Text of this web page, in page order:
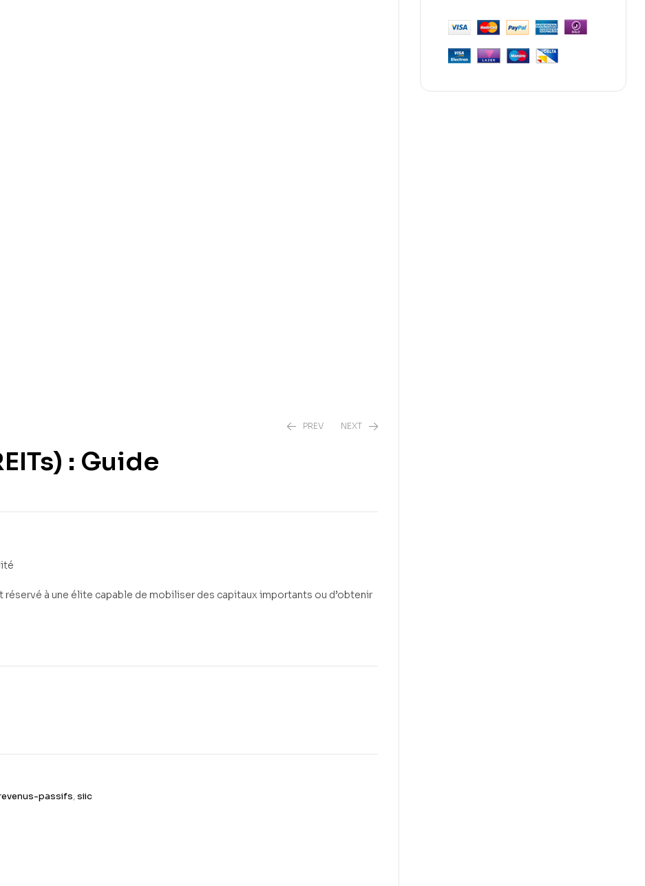
PREV NEXT
: Guide
à une élite capable de mobiliser des capitaux importants ou d’obtenir
passifs,siic